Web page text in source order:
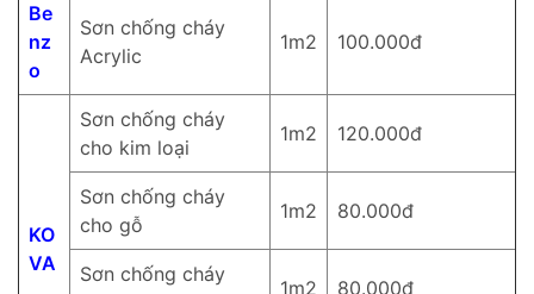
Be
nz
o
Sơn chống cháy
Acrylic
1m2 100.000đ
KO
VA
Sơn chống cháy
cho kim loại
1m2 120.000đ
Sơn chống cháy
cho gỗ
1m2 80.000đ
Sơn chống cháy
1m2 80.000đ